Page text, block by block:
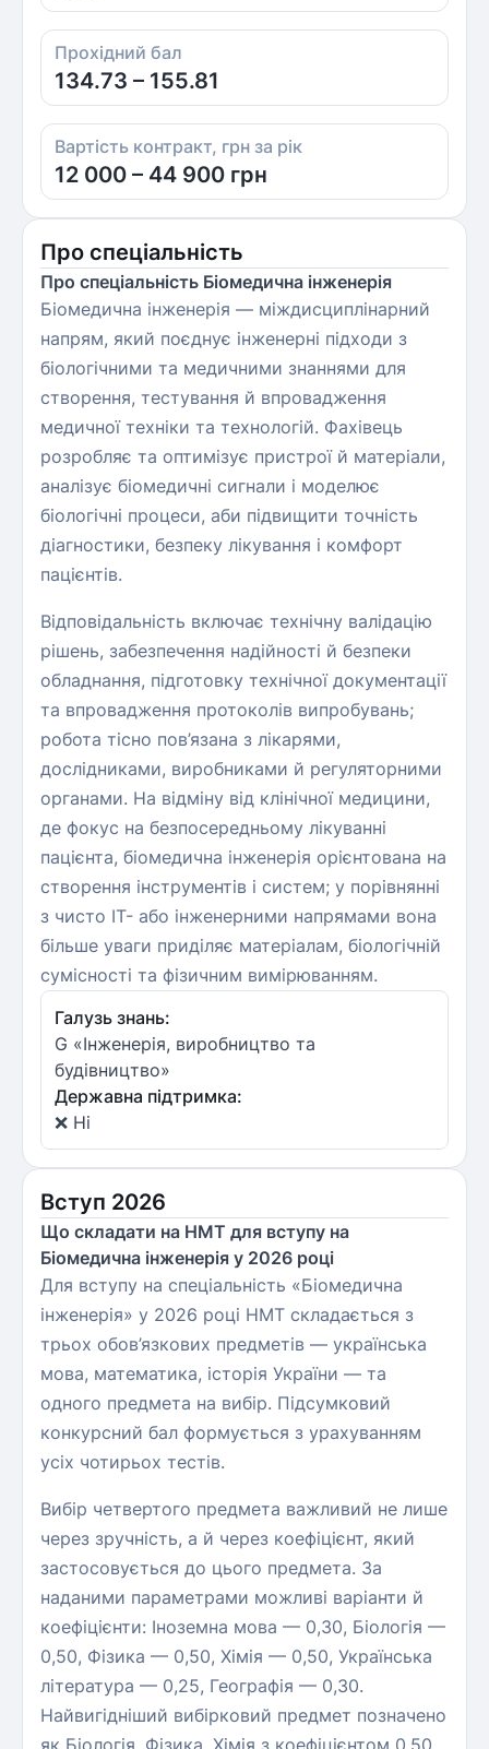
Прохідний бал
134.73 – 155.81
Вартість контракт, грн за рік
12 000 – 44 900 грн
Про спеціальність
Про спеціальність Біомедична інженерія
Біомедична інженерія — міждисциплінарний
напрям, який поєднує інженерні підходи з
біологічними та медичними знаннями для
створення, тестування й впровадження
медичної техніки та технологій. Фахівець
розробляє та оптимізує пристрої й матеріали,
аналізує біомедичні сигнали і моделює
біологічні процеси, аби підвищити точність
діагностики, безпеку лікування і комфорт
пацієнтів.
Відповідальність включає технічну валідацію
рішень, забезпечення надійності й безпеки
обладнання, підготовку технічної документації
та впровадження протоколів випробувань;
робота тісно пов’язана з лікарями,
дослідниками, виробниками й регуляторними
органами. На відміну від клінічної медицини,
де фокус на безпосередньому лікуванні
пацієнта, біомедична інженерія орієнтована на
створення інструментів і систем; у порівнянні
з чисто ІТ- або інженерними напрямами вона
більше уваги приділяє матеріалам, біологічній
сумісності та фізичним вимірюванням.
Галузь знань:
G «Інженерія, виробництво та
будівництво»
Державна підтримка:
❌ Ні
Вступ 2026
Що складати на НМТ для вступу на
Біомедична інженерія у 2026 році
Для вступу на спеціальність «Біомедична
інженерія» у 2026 році НМТ складається з
трьох обов’язкових предметів — українська
мова, математика, історія України — та
одного предмета на вибір. Підсумковий
конкурсний бал формується з урахуванням
усіх чотирьох тестів.
Вибір четвертого предмета важливий не лише
через зручність, а й через коефіцієнт, який
застосовується до цього предмета. За
наданими параметрами можливі варіанти й
коефіцієнти: Іноземна мова — 0,30, Біологія —
0,50, Фізика — 0,50, Хімія — 0,50, Українська
література — 0,25, Географія — 0,30.
Найвигідніший вибірковий предмет позначено
як Біологія, Фізика, Хімія з коефіцієнтом 0,50.